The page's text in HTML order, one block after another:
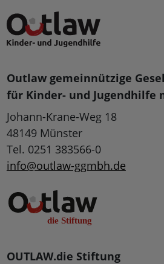
Outlaw gemeinnützige
für Kinder- und Jugendhilfe
Johann-Krane-Weg 18
48149 Münster
Tel. 0251 383566-0
info@outlaw-ggmbh.de
OUTLAW.die Stiftung